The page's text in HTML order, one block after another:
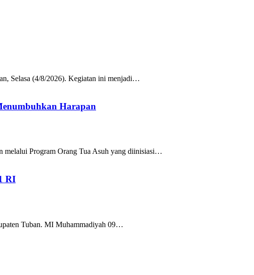
Selasa (4/8/2026). Kegiatan ini menjadi…
Harapan
melalui Program Orang Tua Asuh yang diinisiasi…
RI
Tuban. MI Muhammadiyah 09…